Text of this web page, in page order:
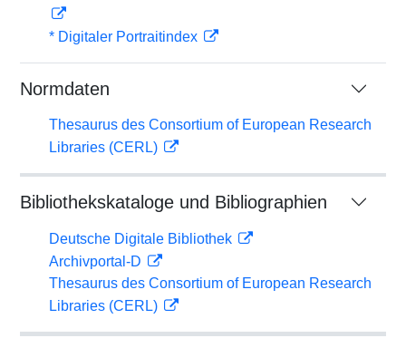
* Digitaler Portraitindex
Normdaten
Thesaurus des Consortium of European Research
Libraries (CERL)
Bibliothekskataloge und Bibliographien
Deutsche Digitale Bibliothek
Archivportal-D
Thesaurus des Consortium of European Research
Libraries (CERL)